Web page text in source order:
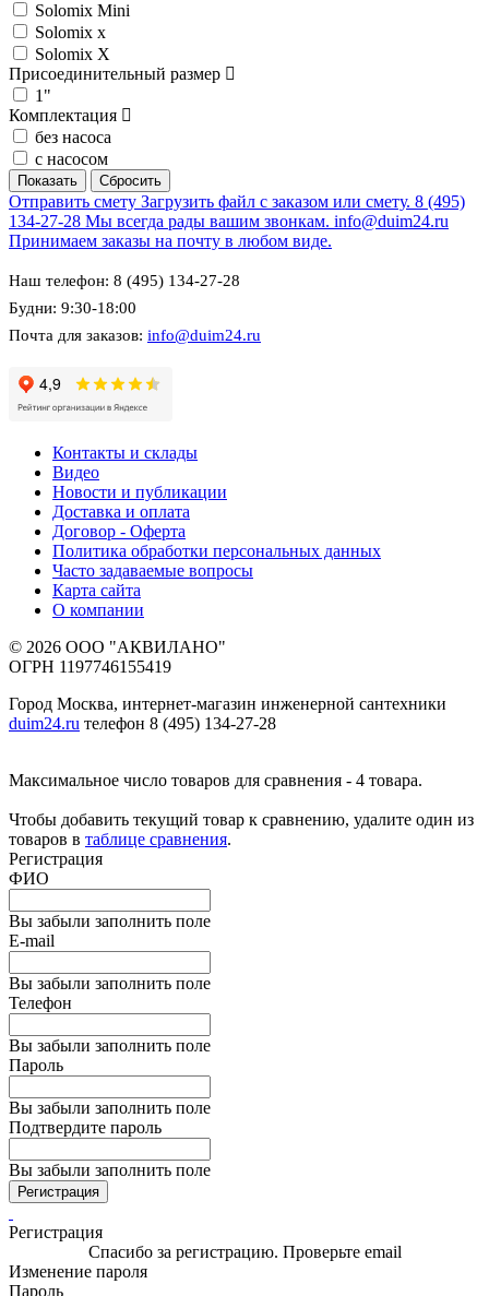
Solomix Mini
Solomix x
Solomix X
Присоединительный размер
1"
Комплектация
без насоса
с насосом
Отправить смету Загрузить файл с заказом или смету. 8 (495)
134-27-28 Мы всегда рады вашим звонкам. info@duim24.ru
Принимаем заказы на почту в любом виде.
Наш телефон: 8 (495) 134-27-28
Будни: 9:30-18:00
Почта для заказов: info@duim24.ru
Контакты и склады
Видео
Новости и публикации
Доставка и оплата
Договор - Оферта
Политика обработки персональных данных
Часто задаваемые вопросы
Карта сайта
О компании
© 2026 ООО "АКВИЛАНО"
ОГРН 1197746155419
Город Москва, интернет-магазин инженерной сантехники
duim24.ru телефон 8 (495) 134-27-28
Максимальное число товаров для сравнения - 4 товара.
Чтобы добавить текущий товар к сравнению, удалите один из
товаров в таблице сравнения.
Регистрация
ФИО
Вы забыли заполнить поле
E-mail
Вы забыли заполнить поле
Телефон
Вы забыли заполнить поле
Пароль
Вы забыли заполнить поле
Подтвердите пароль
Вы забыли заполнить поле
Регистрация
Регистрация
Спасибо за регистрацию. Проверьте email
Изменение пароля
Пароль